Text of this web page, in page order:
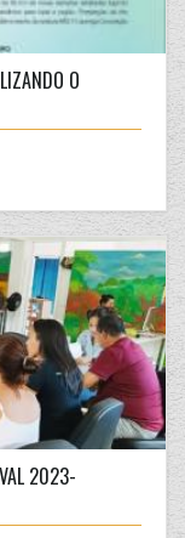
O
2023-